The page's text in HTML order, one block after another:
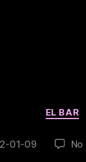
EL BAR
01-09